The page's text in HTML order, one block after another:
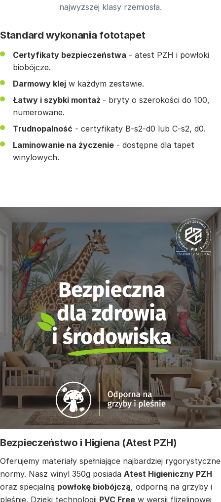
najwyższej klasy rzemiosła.
Standard wykonania fototapet
Certyfikaty bezpieczeństwa - atest PZH i powłoki
biobójcze.
Darmowy klej w każdym zestawie.
Łatwy i szybki montaż - bryty o szerokości do 100,
numerowane.
Trudnopalność - certyfikaty B-s2-d0 lub C-s2, d0.
Laminowanie na życzenie - dostępne dla tapet
winylowych.
Bezpieczeństwo i Higiena (Atest PZH)
Oferujemy materiały spełniające najbardziej rygorystyczne
normy. Nasz winyl 350g posiada Atest Higieniczny PZH
oraz specjalną powłokę biobójczą, odporną na grzyby i
pleśnie. Dzięki technologii PVC Free w wersji flizelinowej